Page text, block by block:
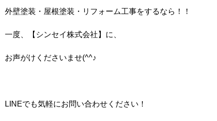
外壁塗装・屋根塗装・リフォーム工事をするなら！！
一度、【シンセイ株式会社】に、
お声がけくださいませ(^^♪
LINEでも気軽にお問い合わせください！